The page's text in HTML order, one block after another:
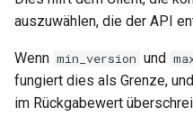
security
selective-cache-purge
server-redirect
auszuwählen, die der API
Wenn min_version und
fungiert dies als Grenze,
im Rückgabewert